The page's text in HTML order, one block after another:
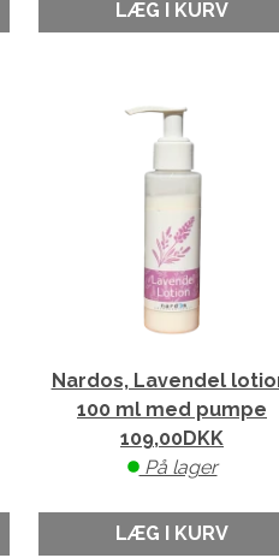
LÆG I KURV
Nardos, Lavendel
100 ml med pumpe
109,00DKK
På lager
LÆG I KURV